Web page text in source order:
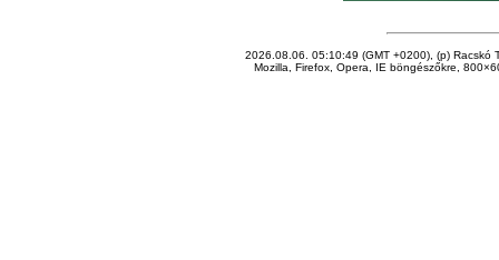
2026.08.06. 05:10:49 (GMT +0200), (p) Racskó
Mozilla, Firefox, Opera, IE böngészőkre,